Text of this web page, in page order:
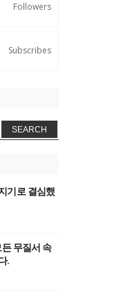
Followers
Subscribes
SEARCH
기로 결심했
무질서 속
.